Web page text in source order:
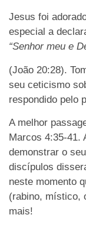
Jesus foi
especial a
“Senhor meu e
(João 20:28).
seu ceticismo
respondido pelo
A melhor
Marcos 4:35-41.
demonstrar o
discípulos
neste momento
(rabino, místico,
mais!